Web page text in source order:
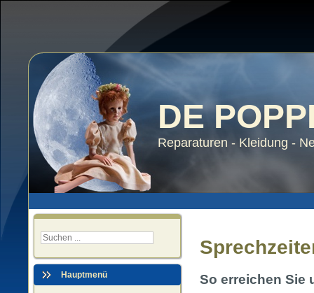
DE
Reparaturen - Kleidung -
Hauptmenü
So erreichen Sie